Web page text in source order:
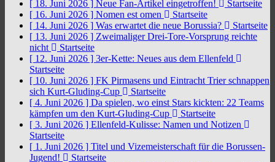
[ 18. Juni 2026 ] Neue Fan-Artikel eingetroffen!
Startseite
[ 16. Juni 2026 ] Nomen est omen
Startseite
[ 14. Juni 2026 ] Was erwartet die neue Borussia?
Startseite
[ 13. Juni 2026 ] Zweimaliger Drei-Tore-Vorsprung reichte
nicht
Startseite
[ 12. Juni 2026 ] 3er-Kette: Neues aus dem Ellenfeld
Startseite
[ 10. Juni 2026 ] FK Pirmasens und Eintracht Trier schnappen
sich Kurt-Gluding-Cup
Startseite
[ 4. Juni 2026 ] Da spielen, wo einst Stars kickten: 22 Teams
kämpfen um den Kurt-Gluding-Cup
Startseite
[ 3. Juni 2026 ] Ellenfeld-Kulisse: Namen und Notizen
Startseite
[ 1. Juni 2026 ] Titel und Vizemeisterschaft für die Borussen-
Jugend!
Startseite